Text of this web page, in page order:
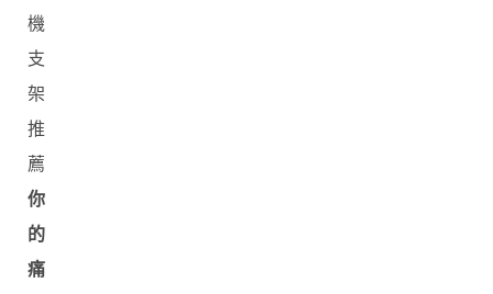
機
支
架
推
薦
你
的
痛